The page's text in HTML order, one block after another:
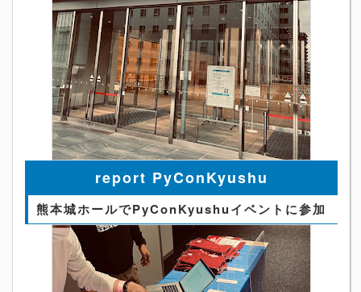
report PyConKyushu
熊本城ホールでPyConKyushuイベントに参加